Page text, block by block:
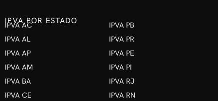
IPVA POR ESTADO
IPVA AC
IPVA AL
IPVA AP
IPVA AM
IPVA BA
IPVA CE
IPVA PB
IPVA PR
IPVA PE
IPVA PI
IPVA RJ
IPVA RN